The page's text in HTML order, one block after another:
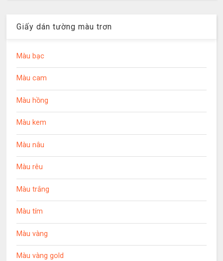
Giấy dán tường màu trơn
Màu bạc
Màu cam
Màu hồng
Màu kem
Màu nâu
Màu rêu
Màu trắng
Màu tím
Màu vàng
Màu vàng gold